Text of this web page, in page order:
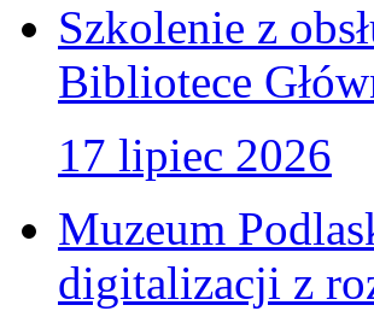
Szkolenie z
Bibliotece
17 lipiec 2026
Muzeum
digitalizacji z